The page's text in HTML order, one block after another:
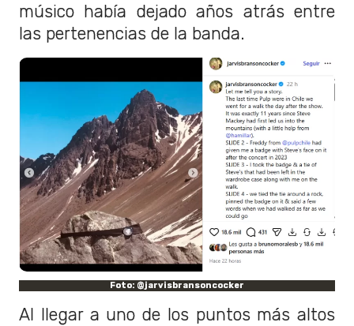
músico había dejado años atrás entre
las pertenencias de la banda.
Foto: @jarvisbransoncocker
Al llegar a uno de los puntos más altos